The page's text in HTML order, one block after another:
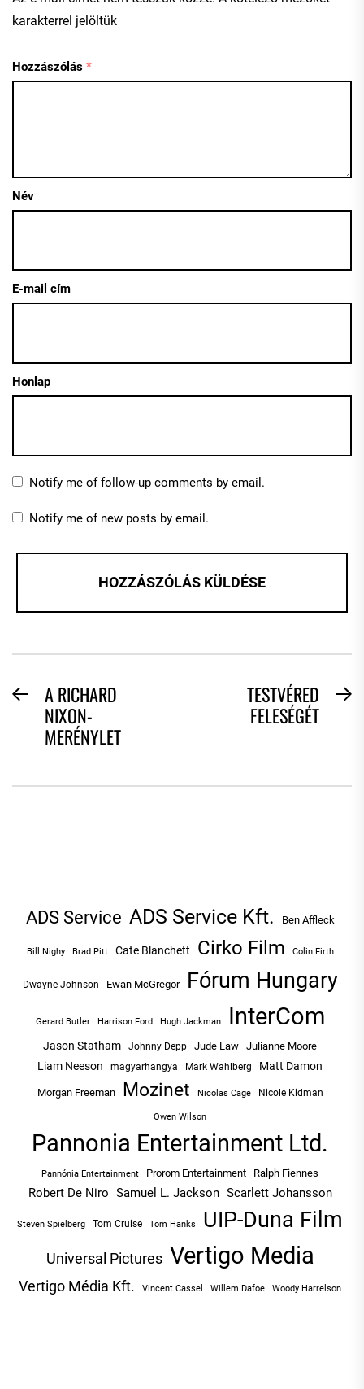
karakterrel jelöltük
Hozzászólás *
Név
E-mail cím
Honlap
Notify me of follow-up comments by email.
Notify me of new posts by email.
BEJEGYZÉS
NAVIGÁCIÓ
PreviousA RICHARD
NIXON-
MERÉNYLET
TESTVÉRED
FELESÉGÉT
ADS Service ADS Service Kft. Ben Affleck
Bill Nighy Brad Pitt Cate Blanchett Cirko Film Colin Firth
Dwayne Johnson Ewan McGregor Fórum Hungary
Gerard Butler Harrison Ford Hugh Jackman InterCom
Jason Statham Johnny Depp Jude Law Julianne Moore
Liam Neeson magyarhangya Mark Wahlberg Matt Damon
Morgan Freeman Mozinet Nicolas Cage Nicole Kidman
Owen Wilson
Pannonia Entertainment Ltd.
Pannónia Entertainment Prorom Entertainment Ralph Fiennes
Robert De Niro Samuel L. Jackson Scarlett Johansson
Steven Spielberg Tom Cruise Tom Hanks UIP-Duna Film
Universal Pictures Vertigo Media
Vertigo Média Kft. Vincent Cassel Willem Dafoe Woody Harrelson